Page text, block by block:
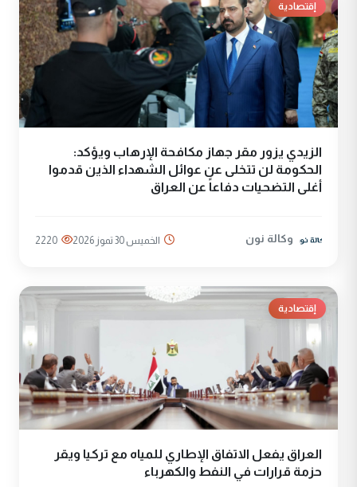
إقتصادية
الزيدي يزور مقر جهاز مكافحة الإرهاب ويؤكد:
الحكومة لن تتخلى عن عوائل الشهداء الذين قدموا
أغلى التضحيات دفاعاً عن العراق
وكالة نون الخميس 30 تموز 2026 2220
إقتصادية
العراق يفعل الاتفاق الإطاري للمياه مع تركيا ويقر
حزمة قرارات في النفط والكهرباء